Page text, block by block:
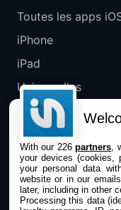
Toutes les apps
iPhone
iPad
Universelles
Mac
Apple TV
IPHONEADDICT
Actualité Apple
With our 226partners ,
your devices (cookies,
your personal data
website or in our
later, including in other
Processing this data